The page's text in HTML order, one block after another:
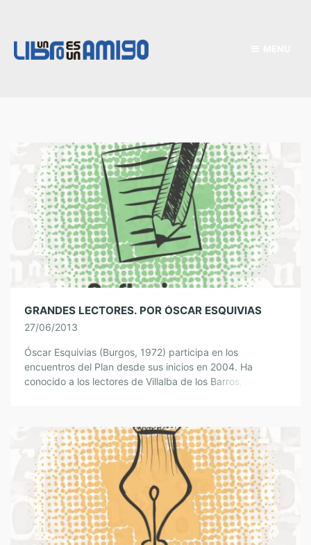
GRANDES LECTORES. POR ÓSCAR ESQUIVIAS
27/06/2013
Óscar Esquivias (Burgos, 1972) participa en los
encuentros del Plan desde sus inicios en 2004. Ha
conocido a los lectores de Villalba de los Barros, Zafra,